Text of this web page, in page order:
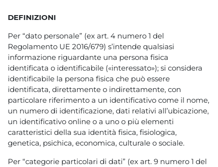
DEFINIZIONI
Per “dato personale” (ex art. 4 numero 1 del
Regolamento UE 2016/679) s’intende qualsiasi
informazione riguardante una persona fisica
identificata o identificabile («interessato»); si considera
identificabile la persona fisica che può essere
identificata, direttamente o indirettamente, con
particolare riferimento a un identificativo come il nome,
un numero di identificazione, dati relativi all’ubicazione,
un identificativo online o a uno o più elementi
caratteristici della sua identità fisica, fisiologica,
genetica, psichica, economica, culturale o sociale.
Per “categorie particolari di dati” (ex art. 9 numero 1 del